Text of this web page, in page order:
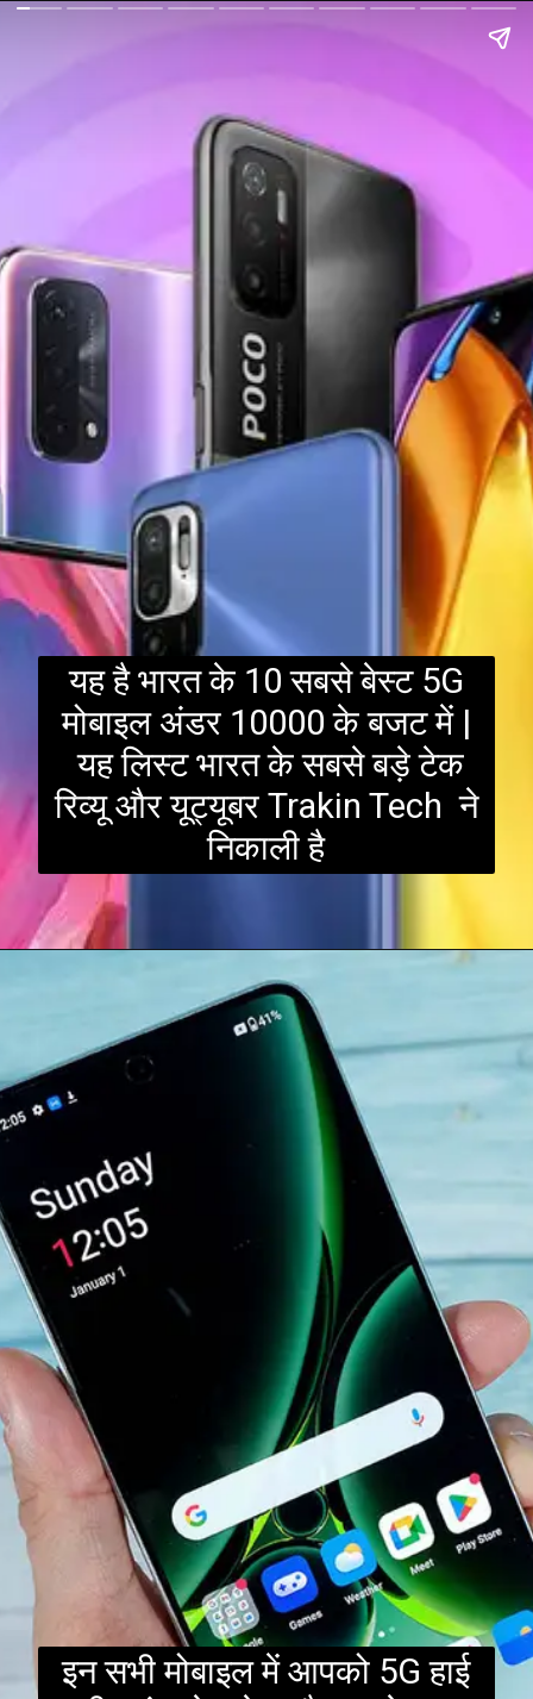
यह है भारत के 10 सबसे बेस्ट 5G
मोबाइल अंडर 10000 के बजट में |
यह लिस्ट भारत के सबसे बड़े टेक
रिव्यू और यूट्यूबर Trakin Tech ने
निकाली है
इन सभी मोबाइल में आपको 5G हाई